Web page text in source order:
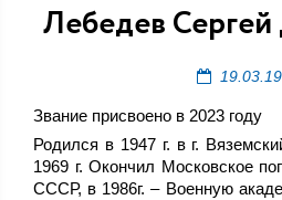
Лебедев
Звание присвоено в 2023 году
Родился в 1947 г. в г.
1969 г. Окончил Московское
СССР, в 1986г. – Военную